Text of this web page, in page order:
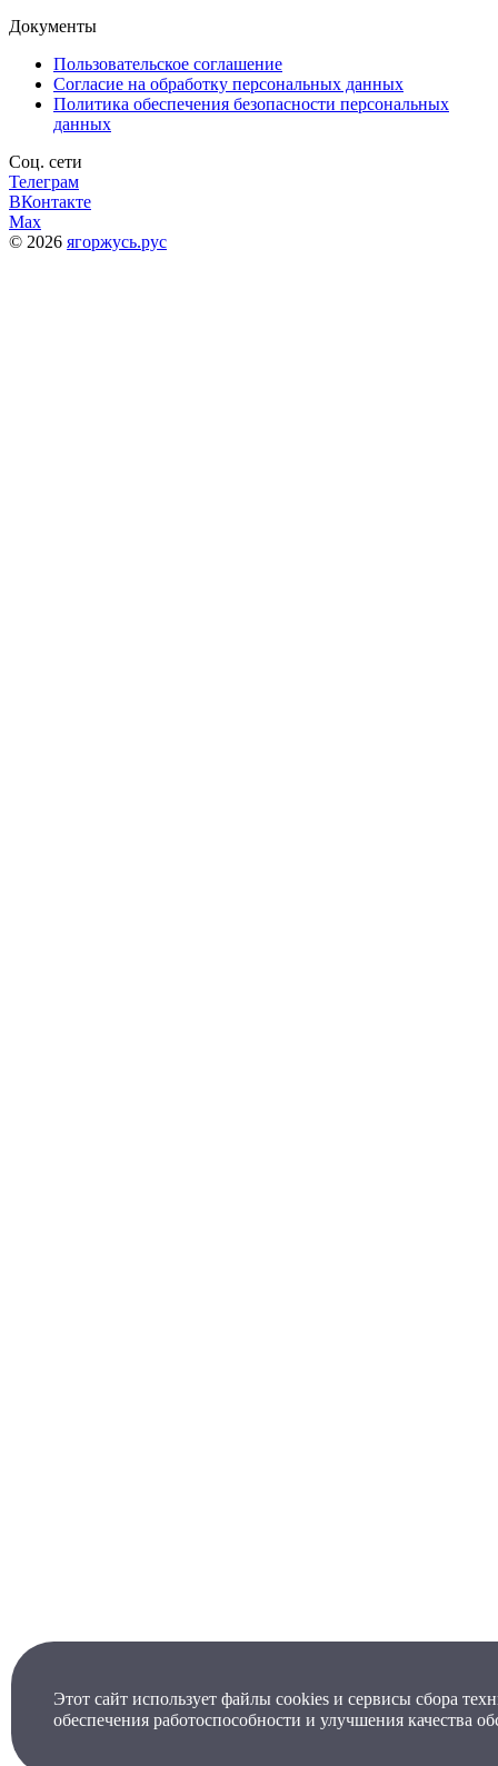
Документы
Пользовательское соглашение
Согласие на обработку персональных данных
Политика обеспечения безопасности персональных
данных
Соц. сети
Телеграм
ВКонтакте
Max
© 2026 ягоржусь.рус
Этот сайт использует файлы cookies и сервисы сбора
обеспечения работоспособности и улучшения качества